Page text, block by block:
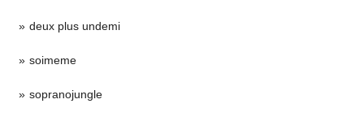
deux plus undemi
soimeme
sopranojungle